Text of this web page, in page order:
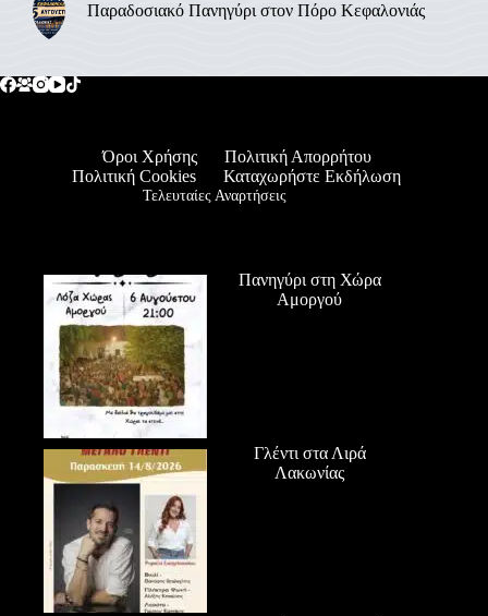
Παραδοσιακό Πανηγύρι στον Πόρο Κεφαλονιάς
Όροι Χρήσης
Πολιτική Απορρήτου
Πολιτική Cookies
Καταχωρήστε Εκδήλωση
Τελευταίες Αναρτήσεις
Πανηγύρι στη Χώρα
Αμοργού
Γλέντι στα Λιρά
Λακωνίας